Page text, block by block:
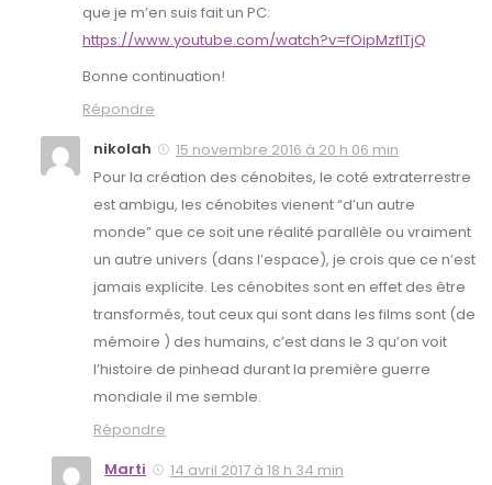
que je m’en suis fait un PC:
https://www.youtube.com/watch?v=fOipMzfITjQ
Bonne continuation!
Répondre
nikolah
15 novembre 2016 à 20 h 06 min
Pour la création des cénobites, le coté extraterrestre
est ambigu, les cénobites vienent “d’un autre
monde” que ce soit une réalité parallèle ou vraiment
un autre univers (dans l’espace), je crois que ce n’est
jamais explicite. Les cénobites sont en effet des être
transformés, tout ceux qui sont dans les films sont (de
mémoire ) des humains, c’est dans le 3 qu’on voit
l’histoire de pinhead durant la première guerre
mondiale il me semble.
Répondre
Marti
14 avril 2017 à 18 h 34 min